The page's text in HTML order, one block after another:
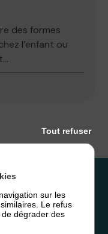
des formes
l’enfant ou
don ?
sur les
Le refus
dégrader des
Tout refuser